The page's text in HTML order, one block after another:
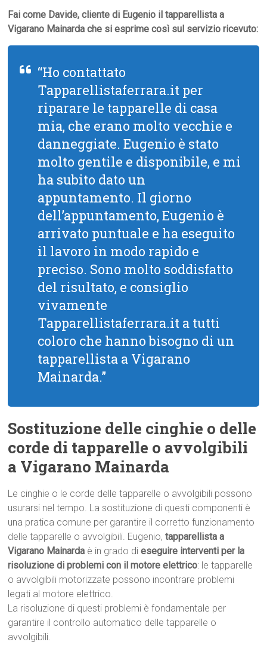
Fai come Davide, cliente di Eugenio il tapparellista a
Vigarano Mainarda che si esprime così sul servizio ricevuto:
“Ho contattato
Tapparellistaferrara.it per
riparare le tapparelle di casa
mia, che erano molto vecchie e
danneggiate. Eugenio è stato
molto gentile e disponibile, e mi
ha subito dato un
appuntamento. Il giorno
dell’appuntamento, Eugenio è
arrivato puntuale e ha eseguito
il lavoro in modo rapido e
preciso. Sono molto soddisfatto
del risultato, e consiglio
vivamente
Tapparellistaferrara.it a tutti
coloro che hanno bisogno di un
tapparellista a Vigarano
Mainarda.”
Sostituzione delle cinghie o delle
corde di tapparelle o avvolgibili
a Vigarano Mainarda
Le cinghie o le corde delle tapparelle o avvolgibili possono
usurarsi nel tempo. La sostituzione di questi componenti è
una pratica comune per garantire il corretto funzionamento
delle tapparelle o avvolgibili. Eugenio,tapparellista a
Vigarano Mainarda è in grado dieseguire interventi per la
risoluzione di problemi con il motore elettrico: le tapparelle
o avvolgibili motorizzate possono incontrare problemi
legati al motore elettrico.
La risoluzione di questi problemi è fondamentale per
garantire il controllo automatico delle tapparelle o
avvolgibili.